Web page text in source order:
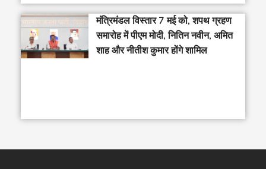
मंत्रिमंडल विस्तार 7 मई को, शपथ ग्रहण
समारोह में पीएम मोदी, नितिन नवीन, अमित
शाह और नीतीश कुमार होंगे शामिल